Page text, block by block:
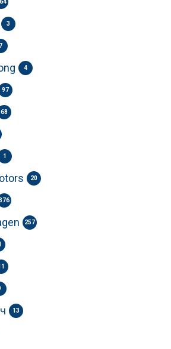
3
7
4
97
68
1
20
257
13